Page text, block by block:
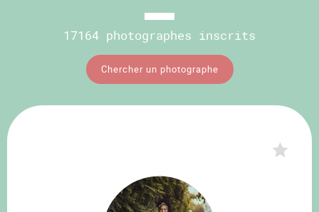
17164 photographes inscrits
Chercher un photographe